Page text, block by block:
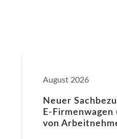
August 2026
Neuer
E-Firmenwagen
von